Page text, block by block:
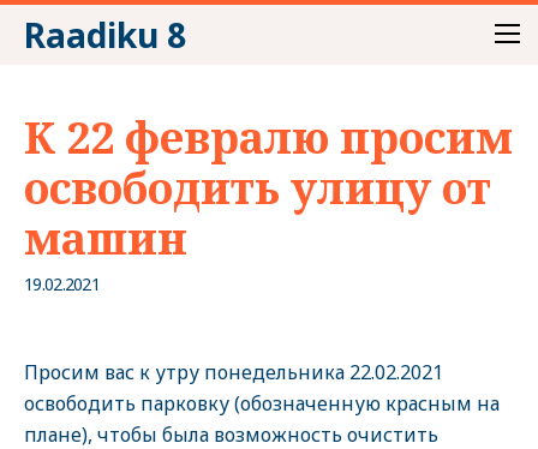
Raadiku 8
К 22 февралю просим
освободить улицу от
машин
19.02.2021
Просим вас к утру понедельника 22.02.2021
освободить парковку (обозначенную красным на
плане), чтобы была возможность очистить